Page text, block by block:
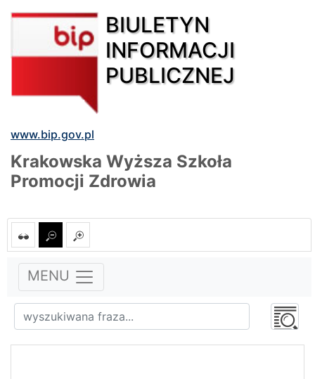
BIULETYN
INFORMACJI
PUBLICZNEJ
www.bip.gov.pl
Krakowska Wyższa Szkoła
Promocji Zdrowia
MENU